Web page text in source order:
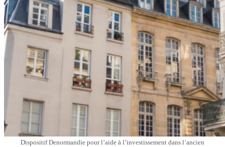
Dispositif Denormandie pour l’aide à l’investissement dans l’ancien